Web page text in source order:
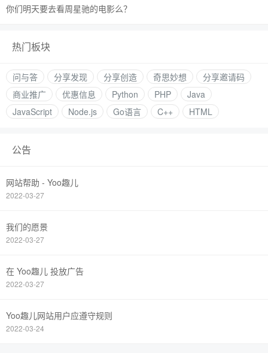
你们明天要去看周星驰的电影么？
热门板块
问与答 分享发现 分享创造 奇思妙想
分享邀请码
商业推广
优惠信息 Python PHP
Java
JavaScript
Node.js Go语言 C++ HTML
公告
网站帮助 - Yoo趣儿
2022-03-27
我们的愿景
2022-03-27
在 Yoo趣儿 投放广告
2022-03-27
Yoo趣儿网站用户应遵守规则
2022-03-24